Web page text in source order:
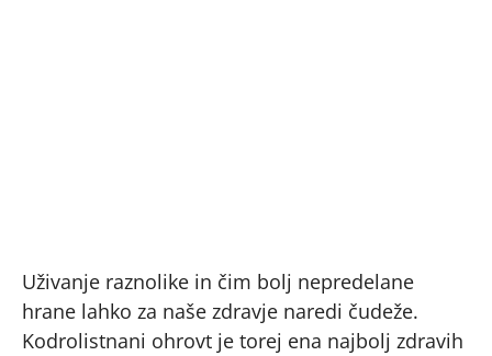
Uživanje raznolike in čim bolj nepredelane
hrane lahko za naše zdravje naredi čudeže.
Kodrolistnani ohrovt je torej ena najbolj zdravih